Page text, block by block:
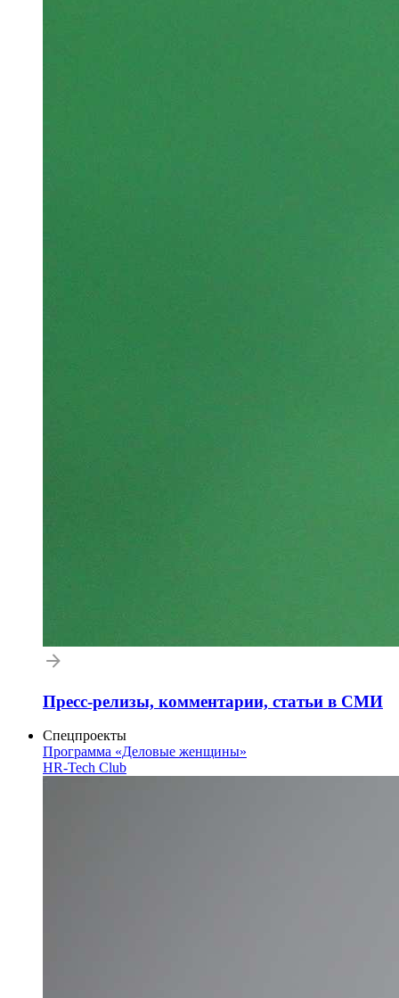
Пресс-релизы, комментарии, статьи в СМИ
Спецпроекты
Программа «Деловые женщины»
HR-Tech Club